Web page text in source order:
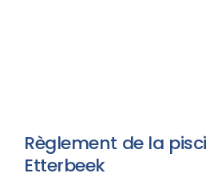
Règlement de la
Etterbeek